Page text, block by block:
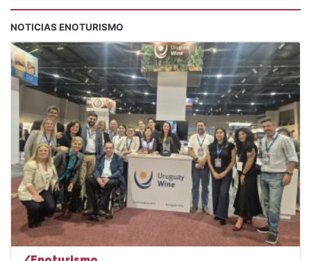
NOTICIAS ENOTURISMO